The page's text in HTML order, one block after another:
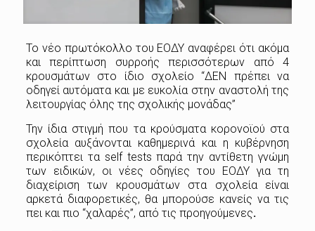
Το νέο πρωτόκολλο του ΕΟΔΥ αναφέρει ότι ακόμα
και περίπτωση συρροής περισσότερων από 4
κρουσμάτων στο ίδιο σχολείο “ΔΕΝ πρέπει να
οδηγεί αυτόματα και με ευκολία στην αναστολή της
λειτουργίας όλης της σχολικής μονάδας”
Την ίδια στιγμή που τα κρούσματα κορονοϊού στα
σχολεία αυξάνονται καθημερινά και η κυβέρνηση
περικόπτει τα self tests παρά την αντίθετη γνώμη
των ειδικών, οι νέες οδηγίες του ΕΟΔΥ για τη
διαχείριση των κρουσμάτων στα σχολεία είναι
αρκετά διαφορετικές, θα μπορούσε κανείς να τις
πει και πιο “χαλαρές”, από τις προηγούμενες.